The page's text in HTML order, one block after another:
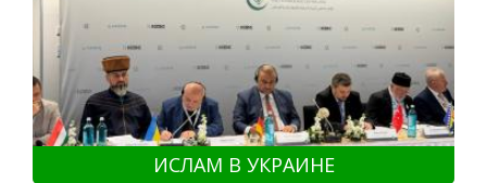
ИСЛАМ В УКРАИНЕ